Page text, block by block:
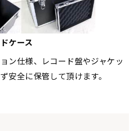
ケース
ン仕様、レコード盤やジャケッ
安全に保管して頂けます。